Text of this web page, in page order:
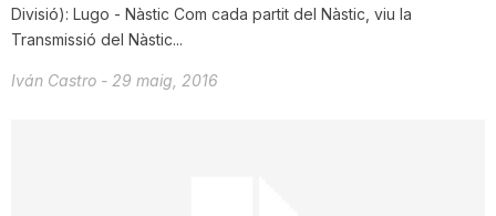
Divisió): Lugo - Nàstic Com cada partit del Nàstic, viu la
Transmissió del Nàstic...
Iván Castro - 29 maig, 2016